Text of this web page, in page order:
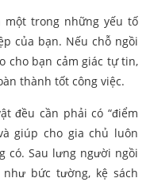
một trong những yếu tố
của bạn. Nếu chỗ ngồi
cho bạn cảm giác tự tin,
thành tốt công việc.
đều cần phải có “điểm
giúp cho gia chủ luôn
có. Sau lưng người ngồi
bức tường, kệ sách